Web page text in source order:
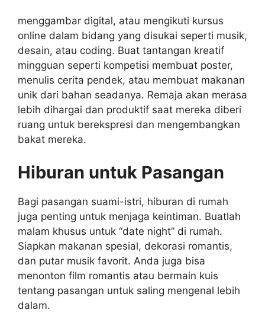
menggambar digital, atau mengikuti kursus
online dalam bidang yang disukai seperti musik,
desain, atau coding. Buat tantangan kreatif
mingguan seperti kompetisi membuat poster,
menulis cerita pendek, atau membuat makanan
unik dari bahan seadanya. Remaja akan merasa
lebih dihargai dan produktif saat mereka diberi
ruang untuk berekspresi dan mengembangkan
bakat mereka.
Hiburan untuk Pasangan
Bagi pasangan suami-istri, hiburan di rumah
juga penting untuk menjaga keintiman. Buatlah
malam khusus untuk “date night” di rumah.
Siapkan makanan spesial, dekorasi romantis,
dan putar musik favorit. Anda juga bisa
menonton film romantis atau bermain kuis
tentang pasangan untuk saling mengenal lebih
dalam.